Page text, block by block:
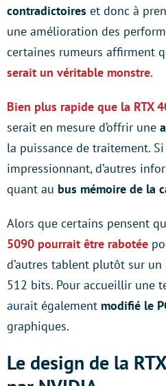
contradictoires et donc à
une amélioration des
certaines rumeurs affirment
serait un véritable monstre.
Bien plus rapide que la RTX
serait en mesure d’offrir une
la puissance de traitement.
impressionnant, d’autres
quant au bus mémoire de la
Alors que certains pensent
5090 pourrait être rabotée
d’autres tablent plutôt sur un
512 bits. Pour accueillir une
aurait également modifié le
graphiques.
Le design de la